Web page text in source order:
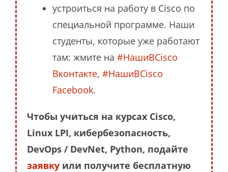
устроиться на работу в Cisco по
специальной программе. Наши
студенты, которые уже работают
там: жмите на #НашиВCisco
Вконтакте, #НашиВCisco
Facebook.
Чтобы учиться на курсах Cisco,
Linux LPI, кибербезопасность,
DevOps / DevNet, Python, подайте
заявку или получите бесплатную